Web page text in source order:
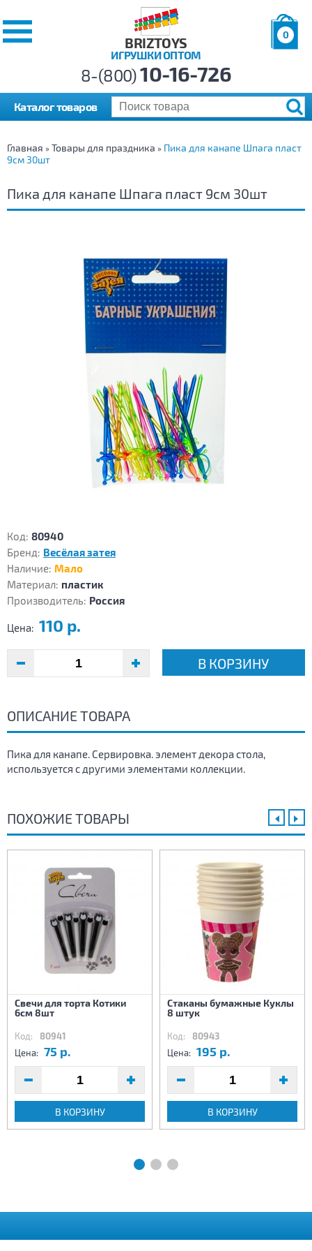
BRIZTOYS
ИГРУШКИ ОПТОМ
0
р.
8-(800)10-16-726
Каталог товаров
Главная » Товары для праздника » Пика для канапе Шпага пласт
9см 30шт
Пика для канапе Шпага пласт 9см 30шт
Код: 80940
Бренд: Весёлая затея
Наличие: Мало
Материал: пластик
Производитель: Россия
Цена: 110 р.
В КОРЗИНУ
ОПИСАНИЕ ТОВАРА
Пика для канапе. Сервировка. элемент декора стола,
используется с другими элементами коллекции.
ПОХОЖИЕ ТОВАРЫ
Свечи для торта Котики
6см 8шт
Код: 80941
Цена: 75 р.
В КОРЗИНУ
Стаканы бумажные Куклы
8 штук
Код: 80943
Цена: 195 р.
В КОРЗИНУ